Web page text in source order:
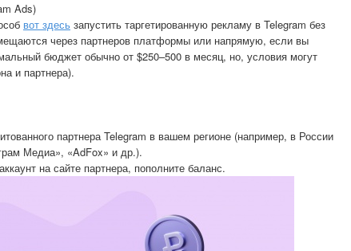
Ads)
вот здесь запустить таргетированную рекламу в Telegram без
через партнеров платформы или напрямую, если вы
бюджет обычно от $250–500 в месяц, но, условия могут
и партнера).
партнера Telegram в вашем регионе (например, в России
Медиа», «AdFox» и др.).
на сайте партнера, пополните баланс.